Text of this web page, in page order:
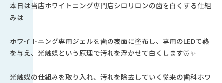
本日は当店ホワイトニング専門店シロリロンの歯を白くする仕組
みは
ホワイトニング専用ジェルを歯の表面に塗布し、専用のLEDで熱
を与え、光触媒という原理で汚れを浮かせて白くします🦷✨
光触媒の仕組みを取り入れ、汚れを除去していく従来の歯科ホワ